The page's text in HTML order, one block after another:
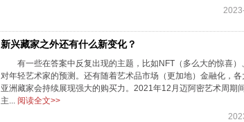
新兴藏家之外还有什么新变化？
有一些在答案中反复出现的主题，比如NFT（多么大的惊喜
对年轻艺术家的预测。还有随着艺术品市场（更加地）金融化，
亚洲藏家会持续展现强大的购买力。2021年12月迈阿密艺术周期
主... 阅读全文>>